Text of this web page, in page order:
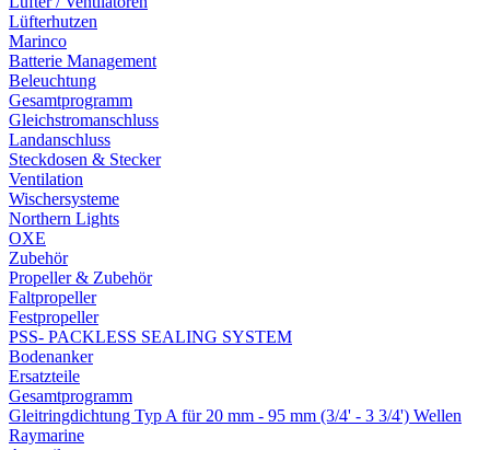
Lüfterhutzen
Marinco
Batterie Management
Beleuchtung
Gesamtprogramm
Gleichstromanschluss
Landanschluss
Steckdosen & Stecker
Ventilation
Wischersysteme
Northern Lights
OXE
Zubehör
Propeller & Zubehör
Faltpropeller
Festpropeller
PSS- PACKLESS SEALING SYSTEM
Bodenanker
Ersatzteile
Gesamtprogramm
Gleitringdichtung Typ A für 20 mm - 95 mm (3/4' - 3 3/4') Wellen
Raymarine